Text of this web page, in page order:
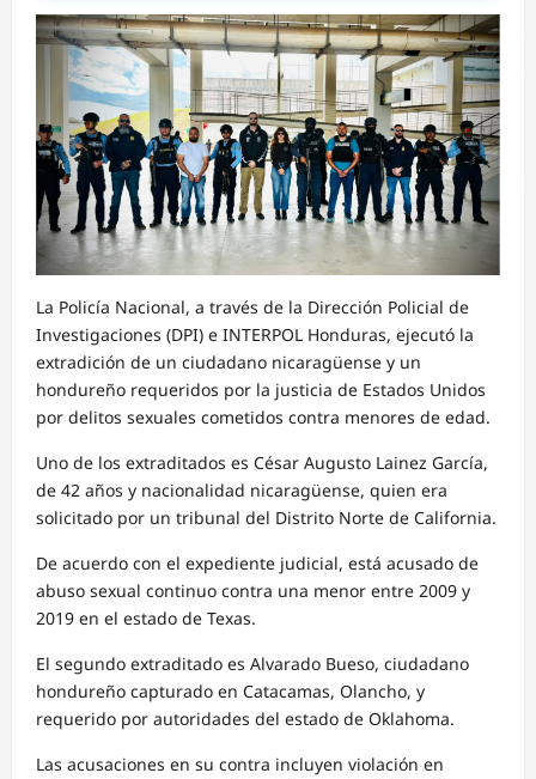
La Policía Nacional, a través de la Dirección Policial de
Investigaciones (DPI) e INTERPOL Honduras, ejecutó la
extradición de un ciudadano nicaragüense y un
hondureño requeridos por la justicia de Estados Unidos
por delitos sexuales cometidos contra menores de edad.
Uno de los extraditados es César Augusto Lainez García,
de 42 años y nacionalidad nicaragüense, quien era
solicitado por un tribunal del Distrito Norte de California.
De acuerdo con el expediente judicial, está acusado de
abuso sexual continuo contra una menor entre 2009 y
2019 en el estado de Texas.
El segundo extraditado es Alvarado Bueso, ciudadano
hondureño capturado en Catacamas, Olancho, y
requerido por autoridades del estado de Oklahoma.
Las acusaciones en su contra incluyen violación en